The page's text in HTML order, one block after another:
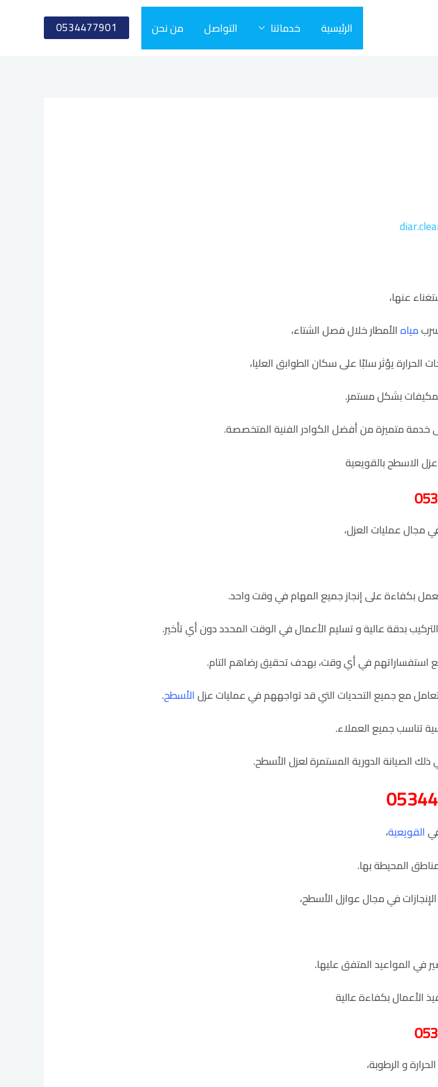
الرئيسية خدماتنا التواصل من نحن 0534477901
عنها،
مياهالأمطار خلال فصل الشتاء،
يؤثر سلبًا على سكان الطوابق العليا،
بشكل مستمر.
خدمة متميزة من أفضل الكوادر الفنية المتخصصة.
مجال عمليات العزل،
على إنجاز جميع المهام في وقت واحد.
بدقة عالية و تسليم الأعمال في الوقت المحدد دون أي تأخير.
استفساراتهم في أي وقت، بهدف تحقيق رضاهم التام.
مع جميع التحديات التي قد تواجههم في عمليات عزلالأسطح.
تناسب جميع العملاء.
الصيانة الدورية المستمرة لعزل الأسطح.
القويعية،
المحيطة بها.
في مجال عوازل الأسطح،
في المواعيد المتفق عليها.
الأعمال بكفاءة عالية
و الرطوبة،